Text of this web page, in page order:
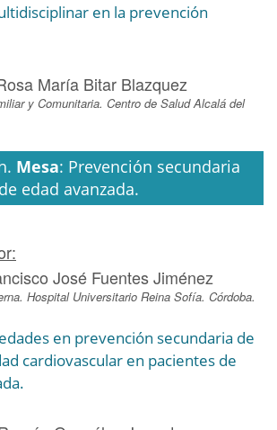
en la prevención
María Bitar Blazquez
y Comunitaria. Centro de Salud Alcalá del
Mesa: Prevención secundaria
edad avanzada.
José Fuentes Jiménez
Hospital Universitario Reina Sofía. Córdoba.
en prevención secundaria de
cardiovascular en pacientes de